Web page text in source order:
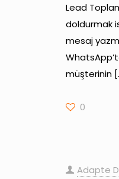
Lead
doldurmak
mesaj
müşterinin
0
Adapte